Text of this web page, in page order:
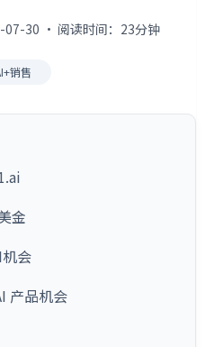
30 · 阅读时间：23分钟
销售
金
会
产品机会